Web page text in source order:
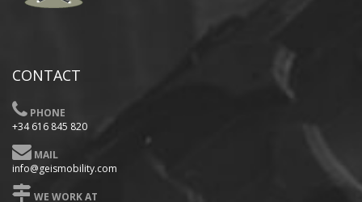
CONTACT
PHONE
+34 616 845 820
MAIL
info@geismobility.com
WE WORK AT